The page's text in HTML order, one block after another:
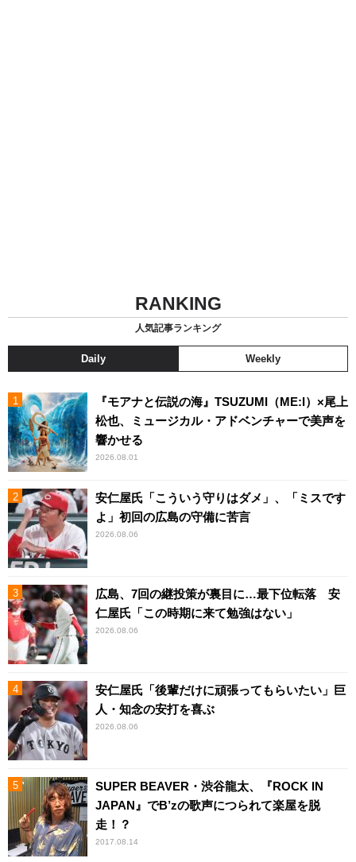
RANKING
人気記事ランキング
Daily Weekly
『モアナと伝説の海』TSUZUMI（ME:I）×尾上
松也、ミュージカル・アドベンチャーで美声を
響かせる
2026.08.01
安仁屋氏「こういう守りはダメ」、「ミスです
よ」初回の広島の守備に苦言
2026.08.06
広島、7回の継投策が裏目に…最下位転落 安
仁屋氏「この時期に来て勉強はない」
2026.08.06
安仁屋氏「後輩だけに頑張ってもらいたい」巨
人・知念の安打を喜ぶ
2026.08.06
SUPER BEAVER・渋谷龍太、『ROCK IN
JAPAN』でB’zの歌声につられて楽屋を脱
走！？
2017.08.14